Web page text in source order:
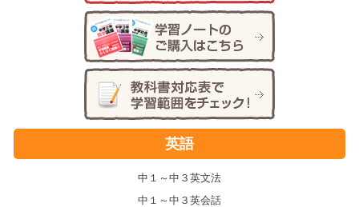
英語
中１～中３英文法
中１～中３英会話